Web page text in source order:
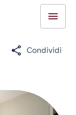
Condividi